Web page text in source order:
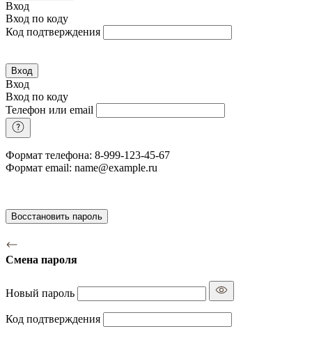
Вход
Вход по коду
Код подтверждения
Вход
Вход
Вход по коду
Телефон или email
Формат телефона: 8-999-123-45-67
Формат email: name@example.ru
Восстановить пароль
Смена пароля
Новый пароль
Код подтверждения